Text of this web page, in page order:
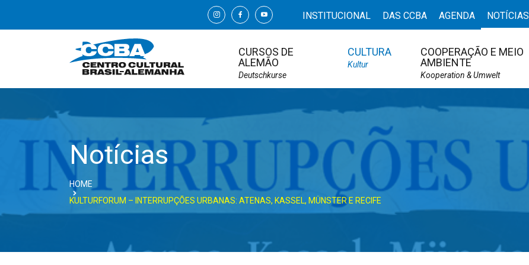
INSTITUCIONAL DAS CCBA AGENDA NOTÍCIAS
CURSOS DE
ALEMÃO
Deutschkurse
CULTURA
Kultur
COOPERAÇÃO E MEIO
AMBIENTE
Kooperation & Umwelt
Notícias
HOME
KULTURFORUM – INTERRUPÇÕES URBANAS: ATENAS, KASSEL, MÜNSTER E RECIFE